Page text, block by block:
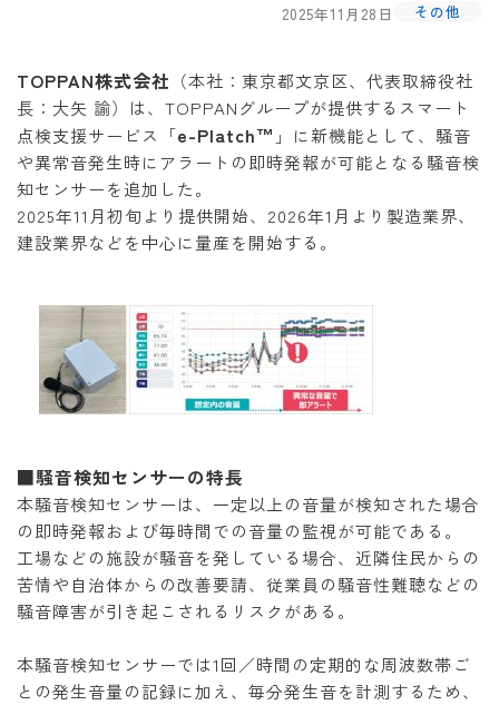
2025年11月28日 その他
TOPPAN株式会社 （本社：東京都文京区、代表取締役社
長：大矢 諭）は、TOPPANグループが提供するスマート
点検支援サービス「e-Platch™ 」に新機能として、騒音
や異常音発生時にアラートの即時発報が可能となる騒音検
知センサーを追加した。
2025年11月初旬より提供開始、2026年1月より製造業界、
建設業界などを中心に量産を開始する。
■騒音検知センサーの特長
本騒音検知センサーは、一定以上の音量が検知された場合
の即時発報および毎時間での音量の監視が可能である。
工場などの施設が騒音を発している場合、近隣住民からの
苦情や自治体からの改善要請、従業員の騒音性難聴などの
騒音障害が引き起こされるリスクがある。
本騒音検知センサーでは1回／時間の定期的な周波数帯ご
との発生音量の記録に加え、毎分発生音を計測するため、